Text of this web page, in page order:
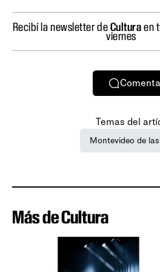
Recibí la newsletter deCulturaen
viernes
Temas del
Montevideo de
Más de Cultura